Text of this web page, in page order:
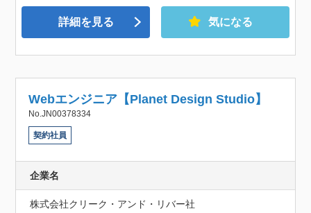
詳細を見る 気になる
Webエンジニア【Planet Design Studio​】
No.JN00378334
契約社員
企業名
株式会社クリーク・アンド・リバー社